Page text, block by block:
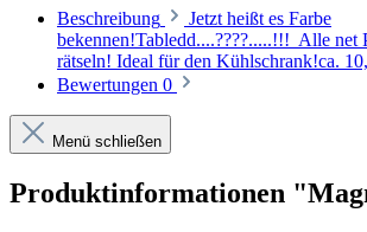
Beschreibung
Jetzt heißt es Farbe
bekennen!Tabledd....????.....!!! Alle net
rätseln! Ideal für den Kühlschrank!ca.
Bewertungen 0
Menü schließen
Produktinformationen